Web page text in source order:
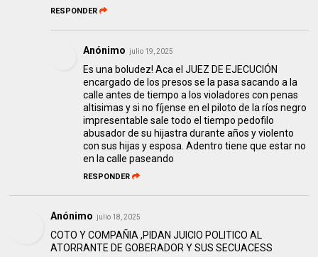
RESPONDER
Anónimo julio 19, 2025
Es una boludez! Aca el JUEZ DE EJECUCIÓN
encargado de los presos se la pasa sacando a la
calle antes de tiempo a los violadores con penas
altisimas y si no fíjense en el piloto de la ríos negro
impresentable sale todo el tiempo pedofilo
abusador de su hijastra durante años y violento
con sus hijas y esposa. Adentro tiene que estar no
en la calle paseando
RESPONDER
Anónimo julio 18, 2025
COTO Y COMPAÑIA ,PIDAN JUICIO POLITICO AL
ATORRANTE DE GOBERADOR Y SUS SECUACESS